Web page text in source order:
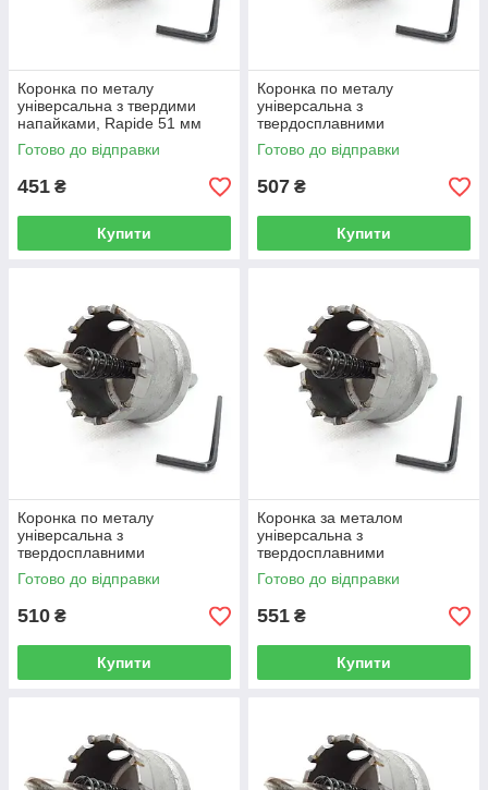
Коронка по металу
універсальна з твердими
напайками, Rapide 51 мм
(R0435)
Готово до відправки
451 ₴
Купити
Коронка по металу
універсальна з
твердосплавними
напайками, Rapide 55 мм
(R0436)
Готово до відправки
507 ₴
Купити
Коронка по металу
універсальна з
твердосплавними
напайками, Rapide 60 мм
(R0437)
Готово до відправки
510 ₴
Купити
Коронка за металом
універсальна з
твердосплавними
напайками, Rapide 65 мм
(R0438)
Готово до відправки
551 ₴
Купити